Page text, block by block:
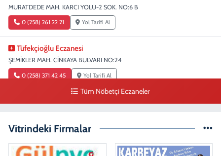
MURATDEDE MAH. KARCI YOLU-2 SOK. NO:6 B
0 (258) 261 22 21 Yol Tarifi Al
Tüfekçioğlu Eczanesi
ŞEMİKLER MAH. CİNKAYA BULVARI NO:24
0 (258) 371 42 45 Yol Tarifi Al
Tüm Nöbetçi Eczaneler
Vitrindeki Firmalar